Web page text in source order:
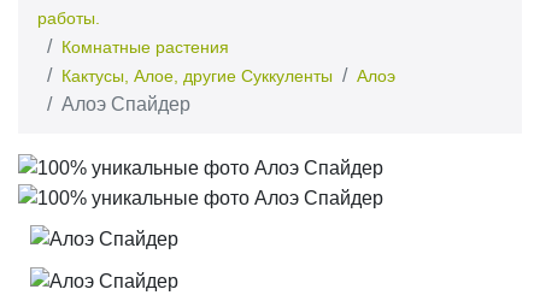
работы.
Комнатные растения
Кактусы, Алое, другие Суккуленты
Алоэ
Алоэ Спайдер